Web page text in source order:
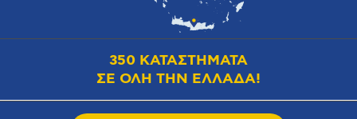
350 ΚΑΤΑΣΤΗΜΑΤΑ
ΣΕ ΟΛΗ ΤΗΝ ΕΛΛΑΔΑ!